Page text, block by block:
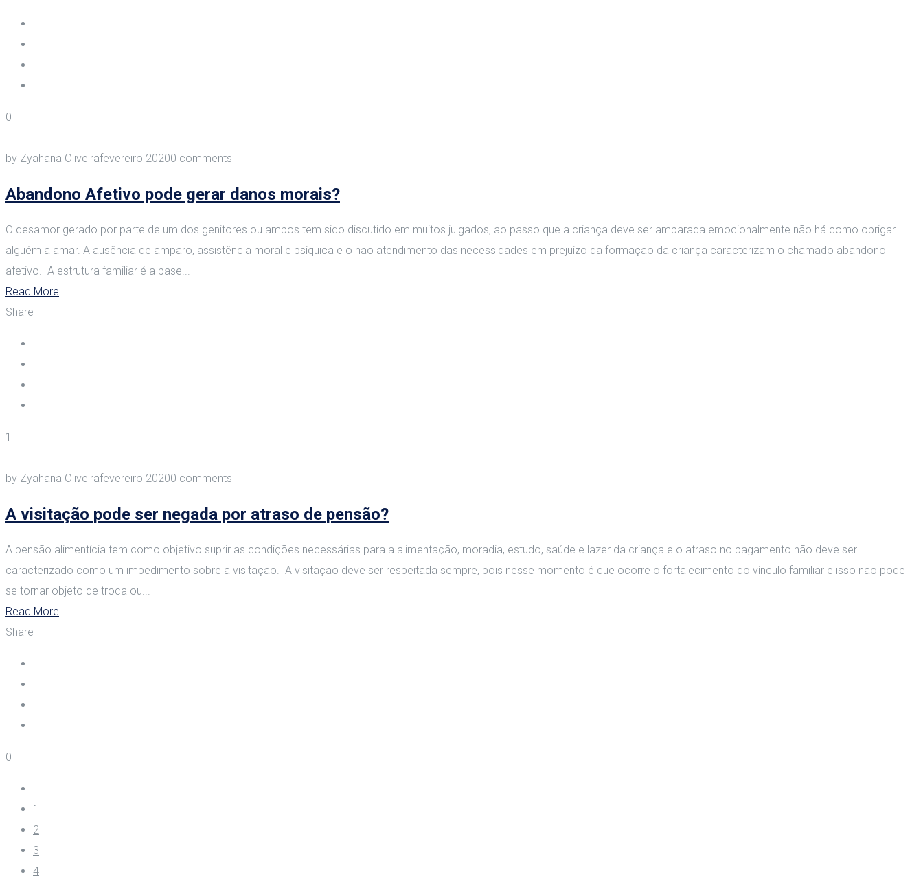
0
by Zyahana Oliveirafevereiro 20200 comments
Abandono Afetivo pode gerar danos morais?
O desamor gerado por parte de um dos genitores ou ambos tem sido discutido em muitos julgados, ao passo que a criança deve ser amparada emocionalmente não há como obrigar
alguém a amar. A ausência de amparo, assistência moral e psíquica e o não atendimento das necessidades em prejuízo da formação da criança caracterizam o chamado abandono
afetivo. A estrutura familiar é a base...
Read More
Share
1
by Zyahana Oliveirafevereiro 20200 comments
A visitação pode ser negada por atraso de pensão?
A pensão alimentícia tem como objetivo suprir as condições necessárias para a alimentação, moradia, estudo, saúde e lazer da criança e o atraso no pagamento não deve ser
caracterizado como um impedimento sobre a visitação. A visitação deve ser respeitada sempre, pois nesse momento é que ocorre o fortalecimento do vínculo familiar e isso não pode
se tornar objeto de troca ou...
Read More
Share
0
1
2
3
4